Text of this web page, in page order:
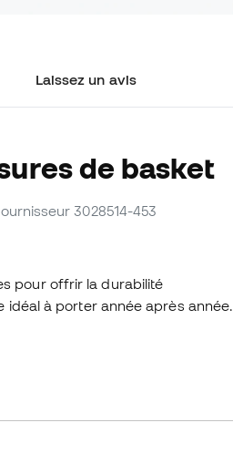
Laissez un avis
de basket
3028514-453
pour offrir la durabilité
idéal à porter année après année.